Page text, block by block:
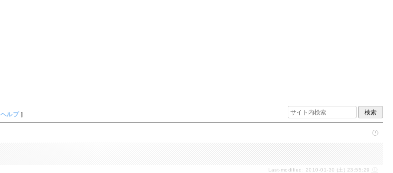
ヘルプ]
Last-modified: 2010-01-30 (土) 23:55:29